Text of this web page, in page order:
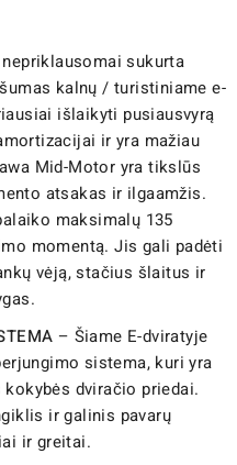
nepriklausomai sukurta
kalnų / turistiniame e-
išlaikyti pusiausvyrą
ir yra mažiau
Mid-Motor yra tikslūs
atsakas ir ilgaamžis.
maksimalų 135
momentą. Jis gali padėti
vėją, stačius šlaitus ir
– Šiame E-dviratyje
sistema, kuri yra
dviračio priedai.
ir galinis pavarų
ir greitai.